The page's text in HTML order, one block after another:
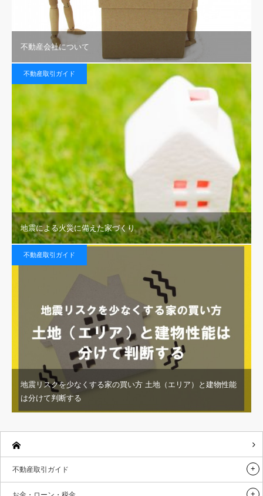
不動産会社について
不動産取引ガイド
地震による火災に備えた家づくり
不動産取引ガイド
地震リスクを少なくする家の買い方 土地（エリア）と建物性能
は分けて判断する
不動産取引ガイド